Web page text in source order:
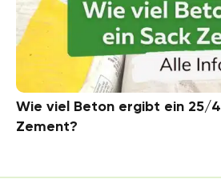
Wie viel Beton ergibt ein 25/
Zement?